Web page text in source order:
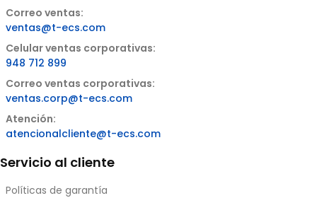
Correo ventas:
ventas@t-ecs.com
Celular ventas corporativas:
948 712 899
Correo ventas corporativas:
ventas.corp@t-ecs.com
Atención:
atencionalcliente@t-ecs.com
Servicio al cliente
Políticas de garantía